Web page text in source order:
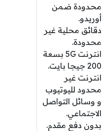
محدودة ضمن
أوريدو.
دقائق محلية غير
محدودة.
انترنت 5G بسعة
200 جيجا بايت.
انترنت غير
محدود لليوتيوب
و وسائل التواصل
الاجتماعي.
بدون دفع مقدم.